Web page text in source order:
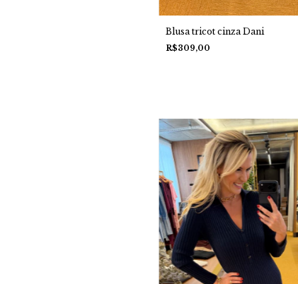
Blusa tricot cinza Dani
R$309,00